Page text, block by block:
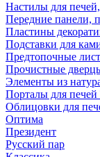
Настилы для
Передние панели,
Пластины
Подставки для
Предтопочные
Прочистные
Элементы из
Порталы для печей
Облицовки для
Оптима
Президент
Русский пар